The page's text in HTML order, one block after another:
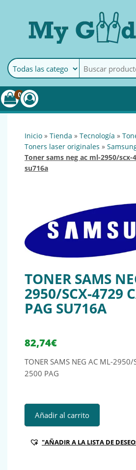
MyGoods ·
My
0
inicio » tienda » tecnología »
toners laser originales »
toner sams neg ac ml-2950/scx-4729 cap 2500 pag
su716a
TONER SAMS
2950/SCX-4729
PAG SU716A
82,74€
TONER SAMS NEG AC ML-2950/
2500 PAG
TONER SAMS NEG AC ML-2950/
Añadir al carrito
"AÑADIR A LA LISTA DE